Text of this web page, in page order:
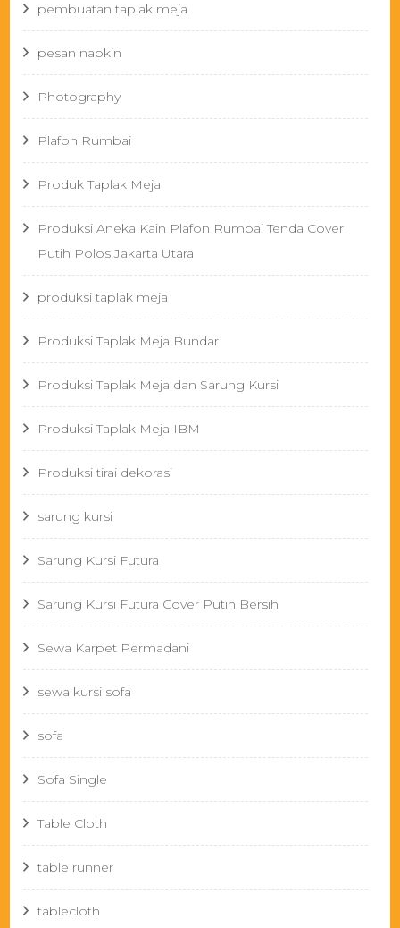
pembuatan taplak meja
pesan napkin
Photography
Plafon Rumbai
Produk Taplak Meja
Produksi Aneka Kain Plafon Rumbai Tenda Cover
Putih Polos Jakarta Utara
produksi taplak meja
Produksi Taplak Meja Bundar
Produksi Taplak Meja dan Sarung Kursi
Produksi Taplak Meja IBM
Produksi tirai dekorasi
sarung kursi
Sarung Kursi Futura
Sarung Kursi Futura Cover Putih Bersih
Sewa Karpet Permadani
sewa kursi sofa
sofa
Sofa Single
Table Cloth
table runner
tablecloth